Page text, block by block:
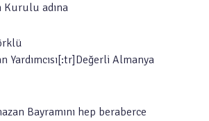
Kurulu adına
Yardımcısı[:tr]Değerli Almanya
Bayramını hep beraberce